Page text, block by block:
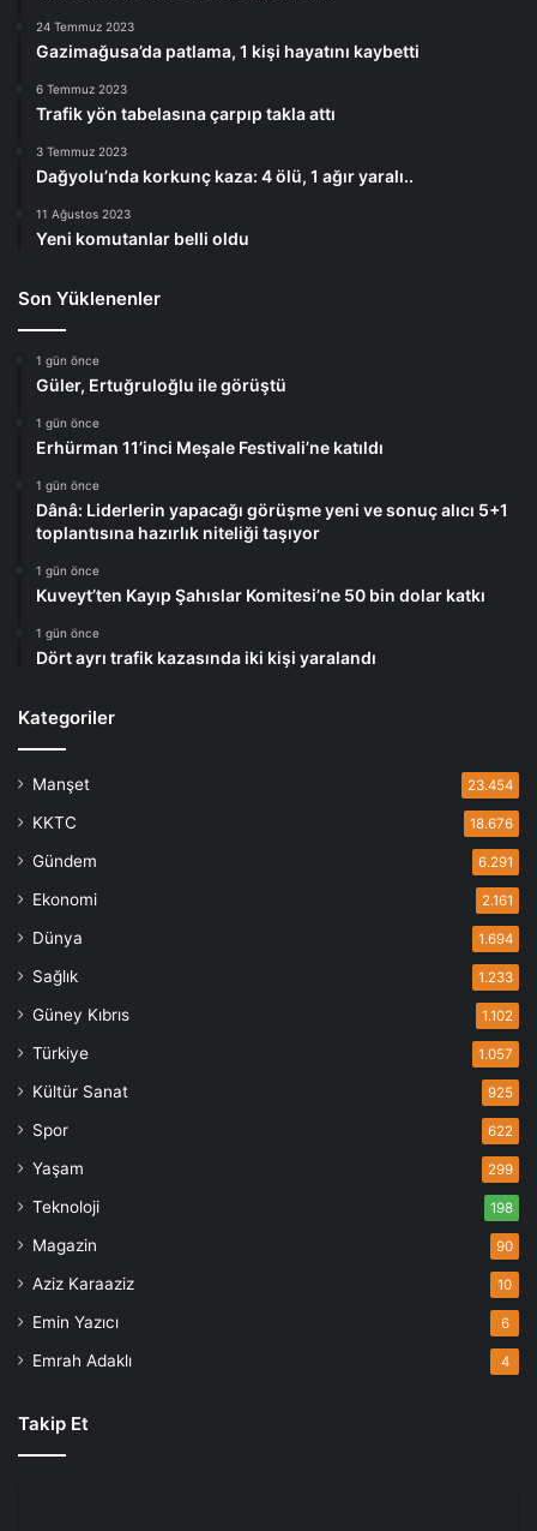
24 Temmuz 2023
Gazimağusa’da patlama, 1 kişi hayatını kaybetti
6 Temmuz 2023
Trafik yön tabelasına çarpıp takla attı
3 Temmuz 2023
Dağyolu’nda korkunç kaza: 4 ölü, 1 ağır yaralı..
11 Ağustos 2023
Yeni komutanlar belli oldu
Son Yüklenenler
1 gün önce
Güler, Ertuğruloğlu ile görüştü
1 gün önce
Erhürman 11’inci Meşale Festivali’ne katıldı
1 gün önce
Dânâ: Liderlerin yapacağı görüşme yeni ve sonuç alıcı 5+1
toplantısına hazırlık niteliği taşıyor
1 gün önce
Kuveyt’ten Kayıp Şahıslar Komitesi’ne 50 bin dolar katkı
1 gün önce
Dört ayrı trafik kazasında iki kişi yaralandı
Kategoriler
Manşet 23.454
KKTC 18.676
Gündem 6.291
Ekonomi 2.161
Dünya 1.694
Sağlık 1.233
Güney Kıbrıs 1.102
Türkiye 1.057
Kültür Sanat 925
Spor 622
Yaşam 299
Teknoloji 198
Magazin 90
Aziz Karaaziz 10
Emin Yazıcı 6
Emrah Adaklı 4
Takip Et